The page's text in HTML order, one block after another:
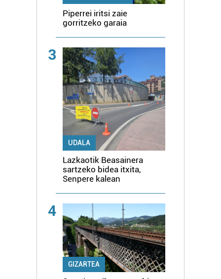
Piperrei iritsi zaie
gorritzeko garaia
3
UDALA
Lazkaotik Beasainera
sartzeko bidea itxita,
Senpere kalean
4
GIZARTEA